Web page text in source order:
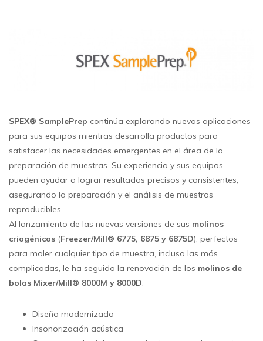
SPEX® SamplePrep continúa explorando nuevas aplicaciones
para sus equipos mientras desarrolla productos para
satisfacer las necesidades emergentes en el área de la
preparación de muestras. Su experiencia y sus equipos
pueden ayudar a lograr resultados precisos y consistentes,
asegurando la preparación y el análisis de muestras
reproducibles.
Al lanzamiento de las nuevas versiones de sus molinos
criogénicos (Freezer/Mill® 6775, 6875 y 6875D), perfectos
para moler cualquier tipo de muestra, incluso las más
complicadas, le ha seguido la renovación de los molinos de
bolas Mixer/Mill® 8000M y 8000D.
Diseño modernizado
Insonorización acústica